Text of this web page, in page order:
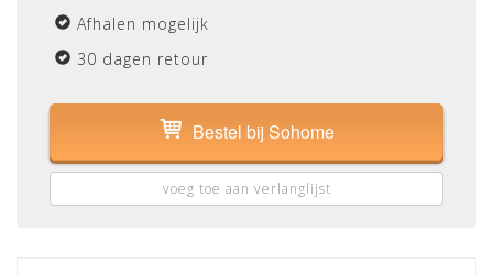
Afhalen mogelijk
30 dagen retour
Bestel bij Sohome
voeg toe aan verlanglijst